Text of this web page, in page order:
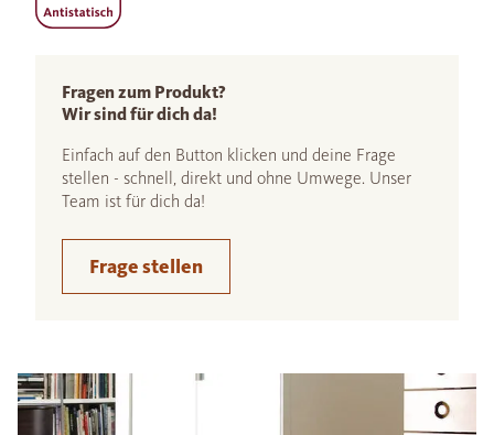
Fragen zum Produkt?
Wir sind für dich da!
Einfach auf den Button klicken und deine Frage
stellen - schnell, direkt und ohne Umwege. Unser
Team ist für dich da!
Frage stellen